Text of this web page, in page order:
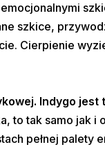
szkice,
Cierpienie
Indygo jest
to tak samo jak i
pełnej palety